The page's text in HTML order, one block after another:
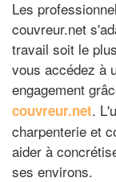
Les
couvreur.net
travail soit le
vous accédez à
engagement
couvreur.net.
charpenterie et
aider à
ses environs.